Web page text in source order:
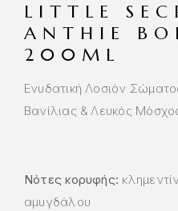
LITTLE
ANTHIE
200ML
Ενυδατική Λοσιόν
Βανίλιας & Λευκός
Νότες κορυφής:
αμυγδάλου